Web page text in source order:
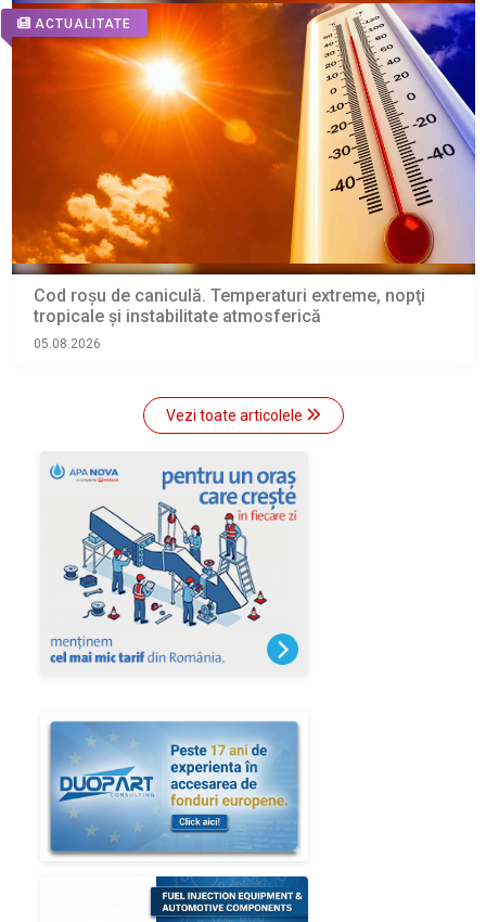
ACTUALITATE
Cod roșu de caniculă. Temperaturi extreme, nopţi
tropicale şi instabilitate atmosferică
05.08.2026
Vezi toate articolele